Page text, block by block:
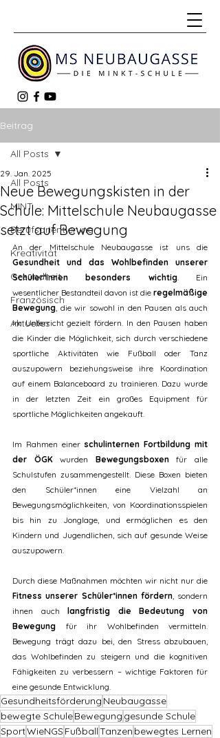
Beitrag
All Posts
MINT
Berufsorientierung
Kreativität
Gesundheit
Französisch
Aktuelles
All Posts
Neue Bewegungskisten in der
Schule: Mittelschule Neubaugasse
setzt auf Bewegung
29. Jan. 2025
Gesundheit und das Wohlbefinden unserer
Schüler*innen besonders wichtig. Ein
wesentlicher Bestandteil davon ist die regelmäßige
Bewegung, die wir sowohl in den Pausen als auch
im Unterricht gezielt fördern. In den Pausen haben
die Kinder die Möglichkeit, sich durch verschiedene
sportliche Aktivitäten wie Fußball oder Tanz
auszupowern beziehungsweise ihre Koordination
auf einem Balanceboard zu trainieren. Dazu wurde
in der letzten Zeit ein großes Equipment für
sportliche Möglichkeiten angekauft.
Im Rahmen einer schulinternen Fortbildung mit
der ÖGK wurden Bewegungsboxen für alle
Schulstufen zusammengestellt. Diese Boxen bieten
den Schüler*innen eine Vielzahl an
Bewegungsmöglichkeiten, von Koordinationsspielen
bis hin zu Jonglage, und ermöglichen es den
Kindern und Jugendlichen, sich auf gesunde Weise
auszupowern.
Fitness unserer Schüler*innen fördern, sondern
ihnen auch langfristig die Bedeutung von
Bewegung für ihr Wohlbefinden vermitteln.
Bewegung trägt dazu bei, den Stress abzubauen,
das Wohlbefinden zu steigern und die kognitiven
Fähigkeiten zu verbessern – wichtige Faktoren für
eine gesunde Entwicklung.
Gesundheitsförderung Neubaugasse
bewegte SchuleBewegung gesunde Schule
SportWieNGS FußballTanzen bewegtes Lernen